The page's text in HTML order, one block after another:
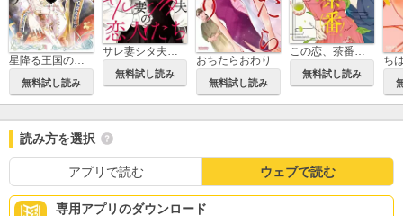
星降る王国のニナ
無料試し読み
無料試し読み
おちたらおわり
無料試し読み
無料試し読み
ち
読み方を選択
アプリで読む ウェブで読む
専用アプリのダウンロード